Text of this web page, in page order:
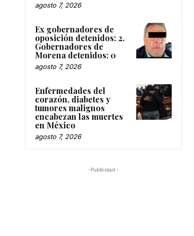
agosto 7, 2026
Ex gobernadores de
oposición detenidos: 2.
Gobernadores de
Morena detenidos: 0
agosto 7, 2026
Enfermedades del
corazón, diabetes y
tumores malignos
encabezan las muertes
en México
agosto 7, 2026
-Publicidad -